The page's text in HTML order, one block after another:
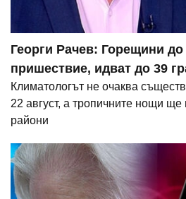
Георги Рачев: Горещини
пришествие, идват до 39
Климатологът не очаква
22 август, а тропичните нощи
райони